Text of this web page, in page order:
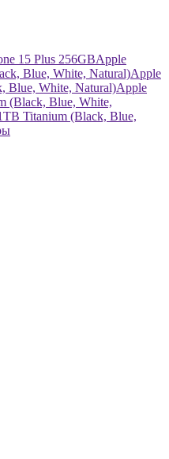
15 Plus 256GBApple
Blue, White, Natural)Apple
Blue, White, Natural)Apple
(Black, Blue, White,
Titanium (Black, Blue,